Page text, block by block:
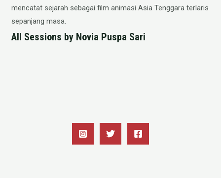
mencatat sejarah sebagai film animasi Asia Tenggara terlaris
sepanjang masa.
All Sessions by Novia Puspa Sari